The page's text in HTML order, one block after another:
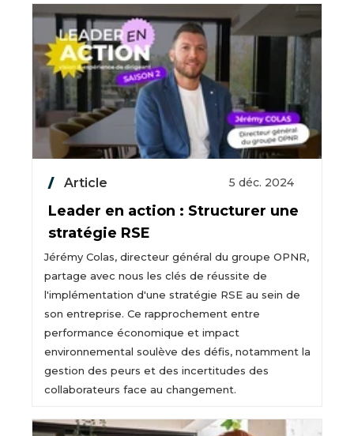
Article 5 déc. 2024
Leader en action : Structurer une
stratégie RSE
Jérémy Colas, directeur général du groupe OPNR,
partage avec nous les clés de réussite de
l'implémentation d'une stratégie RSE au sein de
son entreprise. Ce rapprochement entre
performance économique et impact
environnemental soulève des défis, notamment la
gestion des peurs et des incertitudes des
collaborateurs face au changement.